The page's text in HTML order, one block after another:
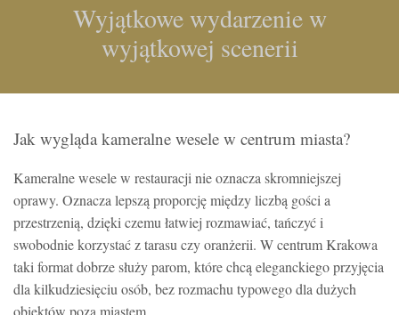
Wyjątkowe wydarzenie w
wyjątkowej scenerii
Jak wygląda kameralne wesele w centrum miasta?
Kameralne wesele w restauracji nie oznacza skromniejszej
oprawy. Oznacza lepszą proporcję między liczbą gości a
przestrzenią, dzięki czemu łatwiej rozmawiać, tańczyć i
swobodnie korzystać z tarasu czy oranżerii. W centrum Krakowa
taki format dobrze służy parom, które chcą eleganckiego przyjęcia
dla kilkudziesięciu osób, bez rozmachu typowego dla dużych